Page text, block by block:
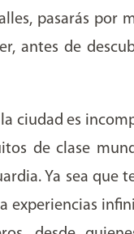
pasarás por
antes de
ciudad es
de clase
Ya sea que
experiencias